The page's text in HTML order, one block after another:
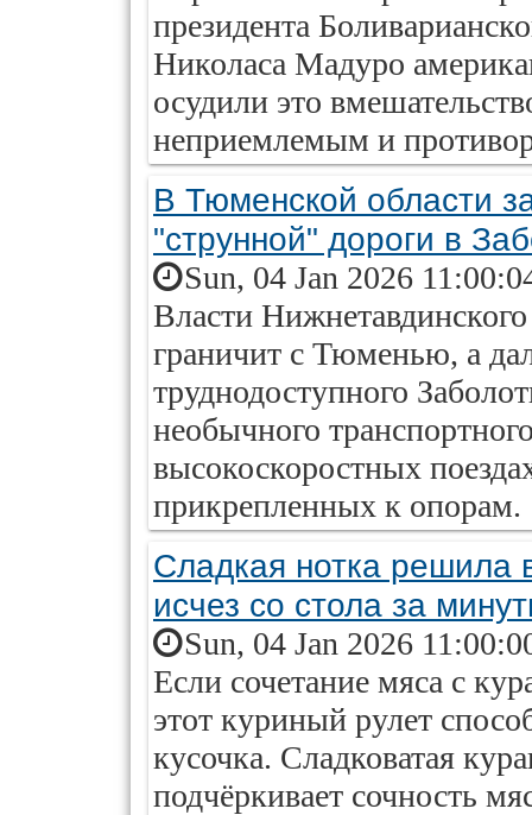
президента
Николаса Мадуро
осудили это
неприемлемым и
В Тюменской области
"струнной" дороги в
Sun, 04 Jan 2026
Власти
граничит с Тюменью, а
труднодоступного
необычного
высокоскоростных
прикрепленных к опорам.
Сладкая нотка решила
исчез со стола за
Sun, 04 Jan 2026
Если сочетание мяса с
этот куриный рулет
кусочка. Сладковатая
подчёркивает сочность